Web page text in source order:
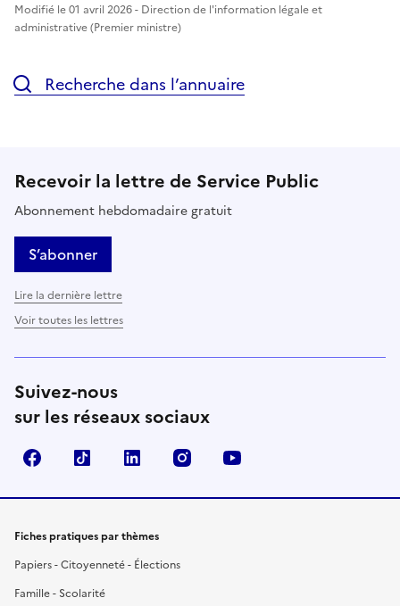
Modifié le 01 avril 2026 - Direction de l'information légale et
administrative (Premier ministre)
Recherche dans l’annuaire
Recevoir la lettre de Service Public
Abonnement hebdomadaire gratuit
S’abonner
Lire la dernière lettre
Voir toutes les lettres
Suivez-nous
sur les réseaux sociaux
FacebookTikTok LinkedIn Instagram
Fiches pratiques par thèmes
Papiers - Citoyenneté - Élections
Famille - Scolarité